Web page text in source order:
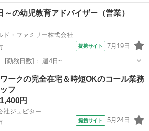
◆オフィスカジュアルな服装で働ける ◆残
ケ浦駅 営業
～の幼児教育アドバイザー（営業）
ド・ファミリー株式会社
提携サイト 7月19日
09:30~14:00 [勤務地・最寄
務エリア選択可 ワールド・ファ...
業
ークの完全在宅＆時短OKのコール業務
フ
円
社ジュピター
提携サイト 5月24日